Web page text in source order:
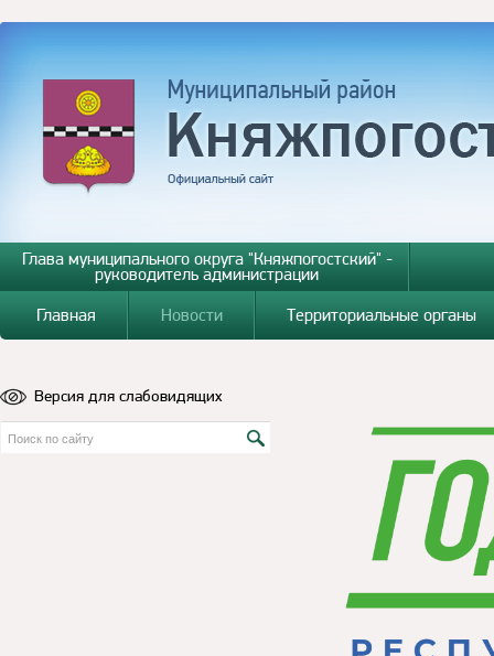
Глава муниципального округа "Княжпогостский" -
руководитель администрации
Главная
Новости Территориальные органы
Версия для слабовидящих